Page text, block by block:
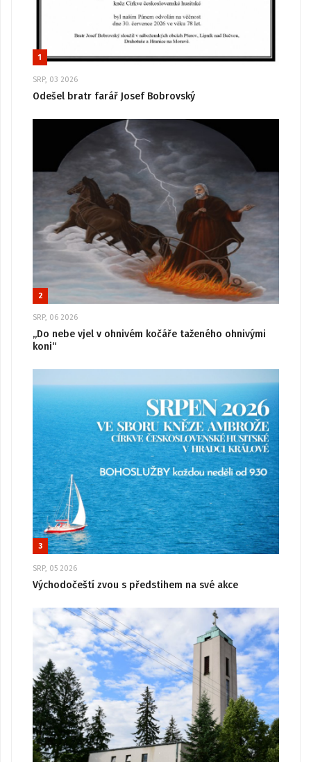
1
SRP, 03 2026
Odešel bratr farář Josef Bobrovský
2
SRP, 06 2026
„Do nebe vjel v ohnivém kočáře taženého ohnivými
koni“
3
SRP, 05 2026
Východočeští zvou s předstihem na své akce